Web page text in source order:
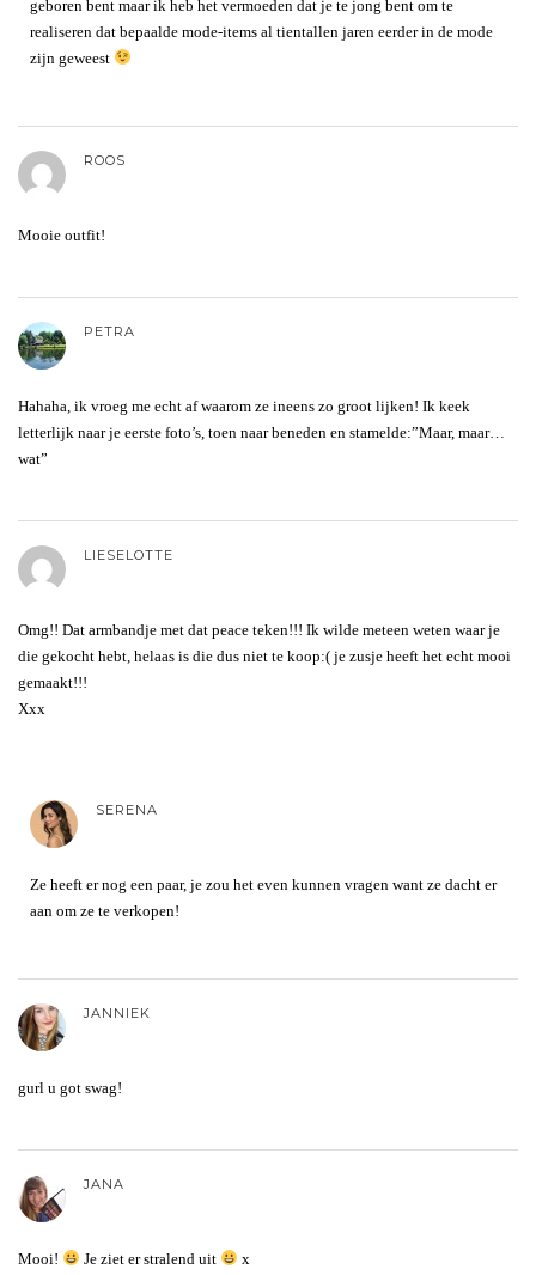
geboren bent maar ik heb het vermoeden dat je te jong bent om te
realiseren dat bepaalde mode-items al tientallen jaren eerder in de mode
zijn geweest
ROOS
Mooie outfit!
PETRA
Hahaha, ik vroeg me echt af waarom ze ineens zo groot lijken! Ik keek
letterlijk naar je eerste foto’s, toen naar beneden en stamelde:”Maar, maar…
wat”
LIESELOTTE
Omg!! Dat armbandje met dat peace teken!!! Ik wilde meteen weten waar je
die gekocht hebt, helaas is die dus niet te koop:( je zusje heeft het echt mooi
gemaakt!!!
Xxx
SERENA
Ze heeft er nog een paar, je zou het even kunnen vragen want ze dacht er
aan om ze te verkopen!
JANNIEK
gurl u got swag!
JANA
Mooi! Je ziet er stralend uit x